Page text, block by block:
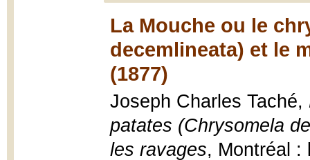
La Mouche ou le
decemlineata) et le
(1877)
Joseph Charles Taché,
patates (Chrysomela
les ravages, Montréal :